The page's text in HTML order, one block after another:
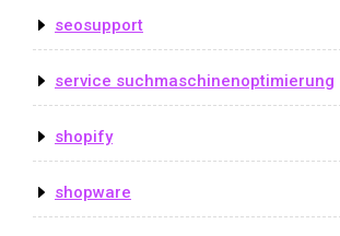
seosupport
service suchmaschinenoptimierung
shopify
shopware